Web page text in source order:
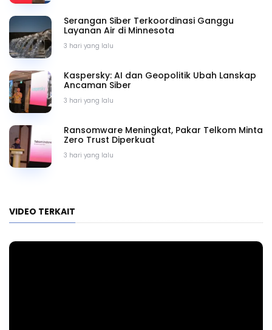
3 hari yang lalu
Serangan Siber Terkoordinasi Ganggu
Layanan Air di Minnesota
3 hari yang lalu
Kaspersky: AI dan Geopolitik Ubah Lanskap
Ancaman Siber
3 hari yang lalu
Ransomware Meningkat, Pakar Telkom Minta
Zero Trust Diperkuat
VIDEO TERKAIT